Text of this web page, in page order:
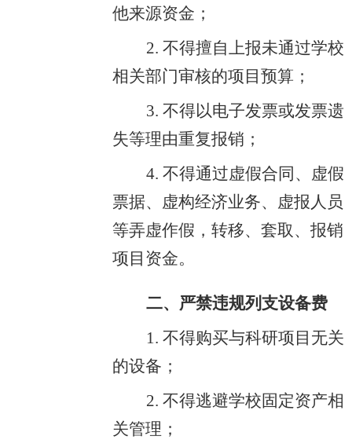
他来源资金；
2. 不得擅自上报未通过学校
相关部门审核的项目预算；
3. 不得以电子发票或发票遗
失等理由重复报销；
4. 不得通过虚假合同、虚假
票据、虚构经济业务、虚报人员
等弄虚作假，转移、套取、报销
项目资金。
二、严禁违规列支设备费
1. 不得购买与科研项目无关
的设备；
2. 不得逃避学校固定资产相
关管理；